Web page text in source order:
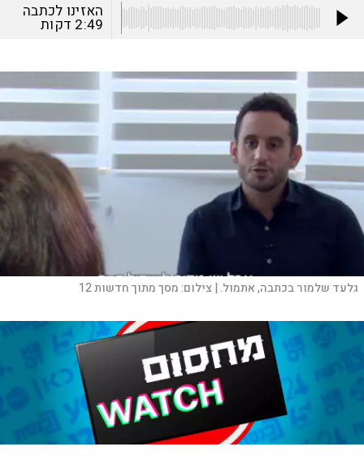
האזינו לכתבה
2:49 דקות
גלעד שלמור בכתבה, אתמול. | צילום:מסך מתוך חדשות 12